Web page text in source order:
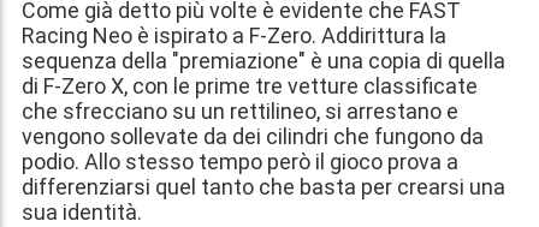
Come già detto più volte è evidente che FAST
Racing Neo è ispirato a F-Zero. Addirittura la
sequenza della "premiazione" è una copia di quella
di F-Zero X, con le prime tre vetture classificate
che sfrecciano su un rettilineo, si arrestano e
vengono sollevate da dei cilindri che fungono da
podio. Allo stesso tempo però il gioco prova a
differenziarsi quel tanto che basta per crearsi una
sua identità.